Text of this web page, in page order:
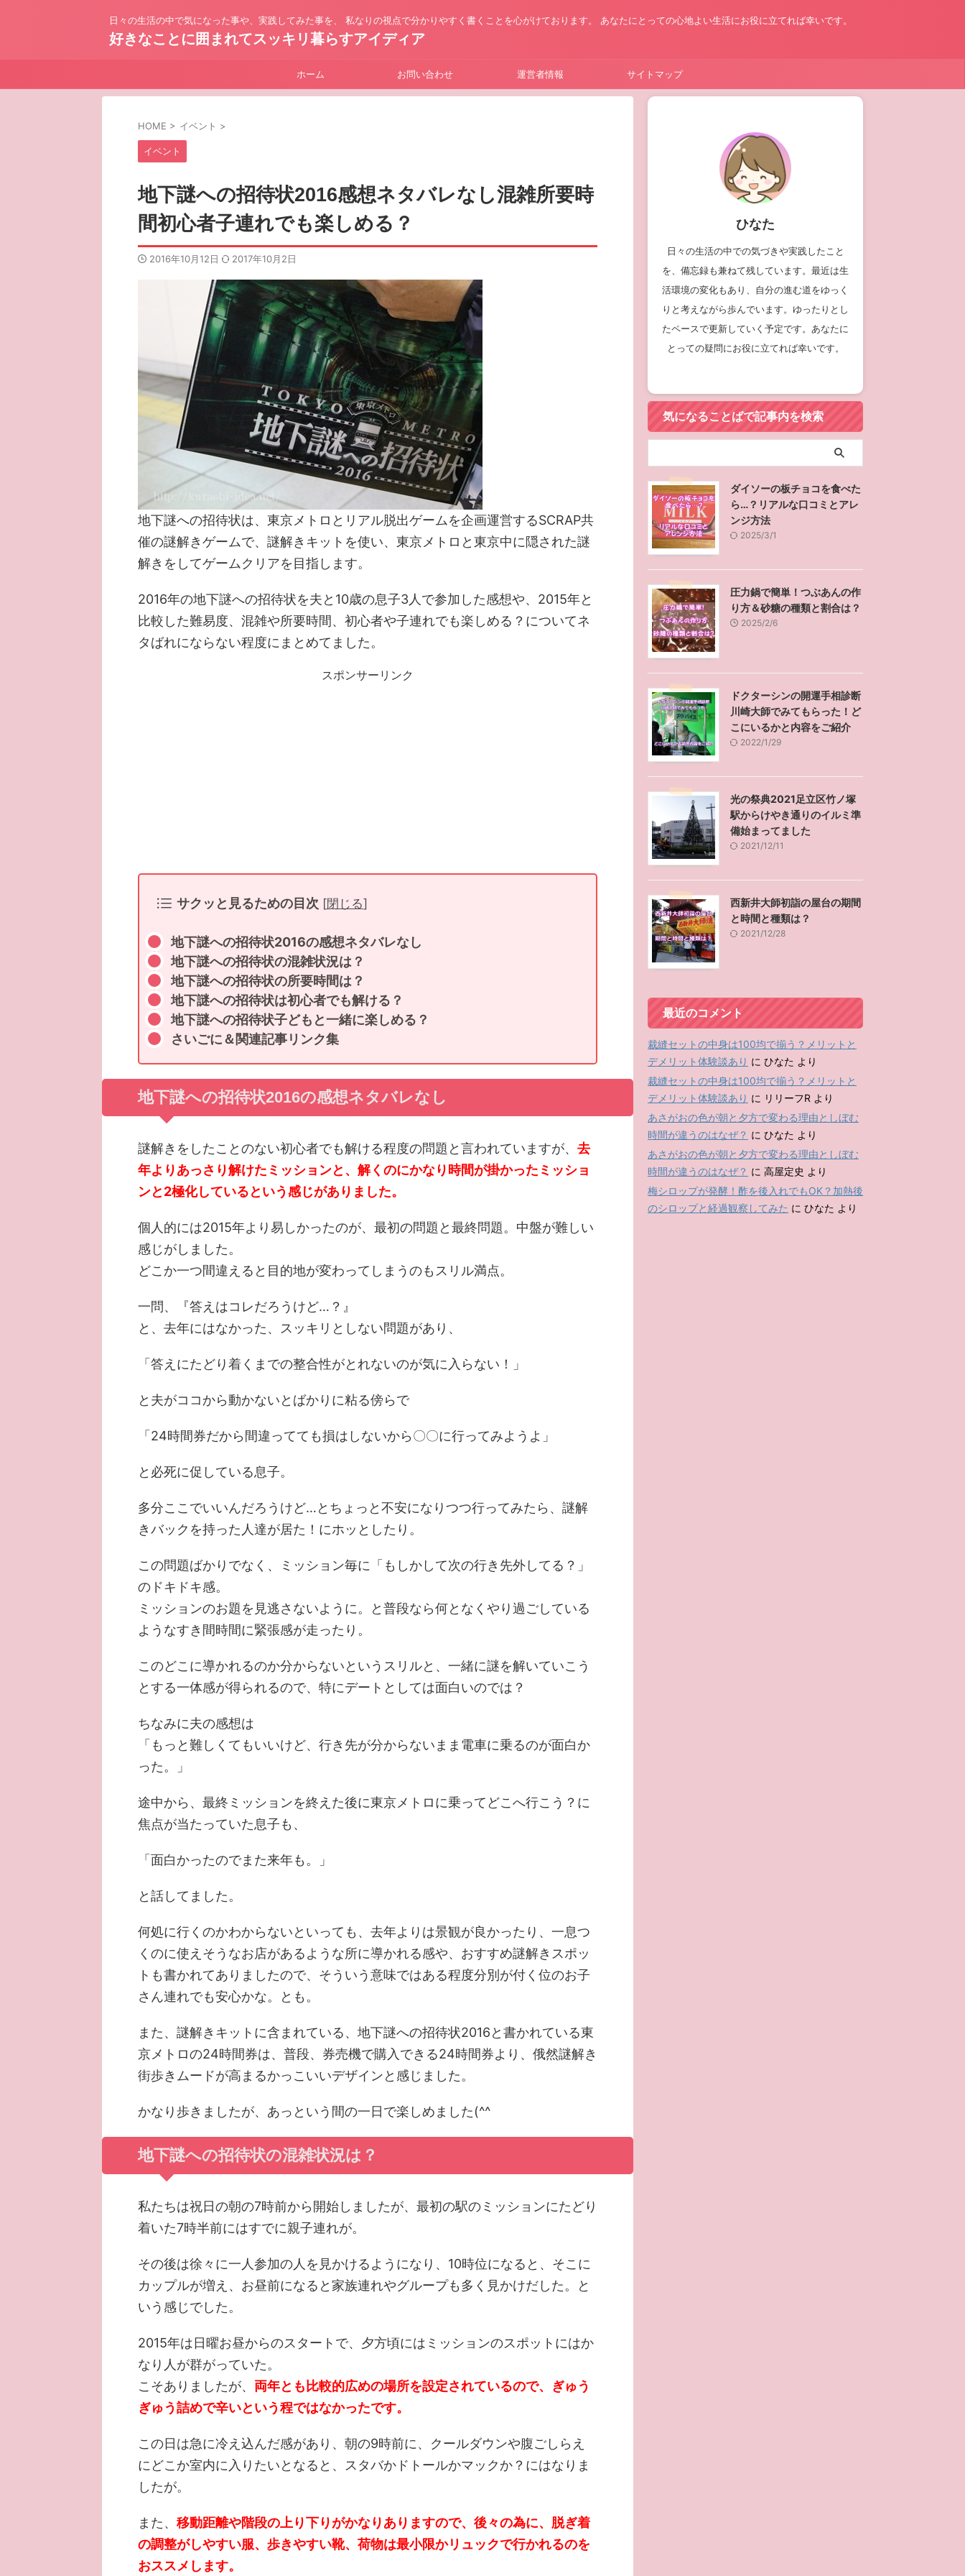
日々の生活の中で気になった事や、実践してみた事を、 私なりの視点で分かりやすく書くことを心がけております。 あなたにとっての心地よい生活にお役に立てれば幸いです。
好きなことに囲まれてスッキリ暮らすアイディア
ホーム お問い合わせ 運営者情報 サイトマップ
HOME > イベント >
イベント
地下謎への招待状2016感想ネタバレなし混雑所要時
間初心者子連れでも楽しめる？
2016年10月12日 2017年10月2日
地下謎への招待状は、東京メトロとリアル脱出ゲームを企画運営するSCRAP共
催の謎解きゲームで、謎解きキットを使い、東京メトロと東京中に隠された謎
解きをしてゲームクリアを目指します。
2016年の地下謎への招待状を夫と10歳の息子3人で参加した感想や、2015年と
比較した難易度、混雑や所要時間、初心者や子連れでも楽しめる？についてネ
タばれにならない程度にまとめてました。
スポンサーリンク
サクッと見るための目次 [閉じる]
地下謎への招待状2016の感想ネタバレなし
地下謎への招待状の混雑状況は？
地下謎への招待状の所要時間は？
地下謎への招待状は初心者でも解ける？
地下謎への招待状子どもと一緒に楽しめる？
さいごに＆関連記事リンク集
地下謎への招待状2016の感想ネタバレなし
謎解きをしたことのない初心者でも解ける程度の問題と言われていますが、 去
年よりあっさり解けたミッションと、解くのにかなり時間が掛かったミッショ
ンと2極化しているという感じがありました。
個人的には2015年より易しかったのが、最初の問題と最終問題。中盤が難しい
感じがしました。
どこか一つ間違えると目的地が変わってしまうのもスリル満点。
一問、『答えはコレだろうけど…？』
と、去年にはなかった、スッキリとしない問題があり、
「答えにたどり着くまでの整合性がとれないのが気に入らない！」
と夫がココから動かないとばかりに粘る傍らで
「24時間券だから間違ってても損はしないから〇〇に行ってみようよ」
と必死に促している息子。
多分ここでいいんだろうけど…とちょっと不安になりつつ行ってみたら、謎解
きバックを持った人達が居た！にホッとしたり。
この問題ばかりでなく、ミッション毎に「もしかして次の行き先外してる？」
のドキドキ感。
ミッションのお題を見逃さないように。と普段なら何となくやり過ごしている
ようなすき間時間に緊張感が走ったり。
このどこに導かれるのか分からないというスリルと、一緒に謎を解いていこう
とする一体感が得られるので、特にデートとしては面白いのでは？
ちなみに夫の感想は
「もっと難しくてもいいけど、行き先が分からないまま電車に乗るのが面白か
った。」
途中から、最終ミッションを終えた後に東京メトロに乗ってどこへ行こう？に
焦点が当たっていた息子も、
「面白かったのでまた来年も。」
と話してました。
何処に行くのかわからないといっても、去年よりは景観が良かったり、一息つ
くのに使えそうなお店があるような所に導かれる感や、おすすめ謎解きスポッ
トも書かれてありましたので、そういう意味ではある程度分別が付く位のお子
さん連れでも安心かな。とも。
また、謎解きキットに含まれている、地下謎への招待状2016と書かれている東
京メトロの24時間券は、普段、券売機で購入できる24時間券より、俄然謎解き
街歩きムードが高まるかっこいいデザインと感じました。
かなり歩きましたが、あっという間の一日で楽しめました(^^
地下謎への招待状の混雑状況は？
私たちは祝日の朝の7時前から開始しましたが、最初の駅のミッションにたどり
着いた7時半前にはすでに親子連れが。
その後は徐々に一人参加の人を見かけるようになり、10時位になると、そこに
カップルが増え、お昼前になると家族連れやグループも多く見かけだした。と
いう感じでした。
2015年は日曜お昼からのスタートで、夕方頃にはミッションのスポットにはか
なり人が群がっていた。
こそありましたが、 両年とも比較的広めの場所を設定されているので、ぎゅう
ぎゅう詰めで辛いという程ではなかったです。
この日は急に冷え込んだ感があり、朝の9時前に、クールダウンや腹ごしらえ
にどこか室内に入りたいとなると、スタバかドトールかマックか？にはなりま
したが。
また、 移動距離や階段の上り下りがかなりありますので、後々の為に、脱ぎ着
の調整がしやすい服、歩きやすい靴、荷物は最小限かリュックで行かれるのを
おススメします。
ひなた
日々の生活の中での気づきや実践したこと
を、備忘録も兼ねて残しています。最近は生
活環境の変化もあり、自分の進む道をゆっく
りと考えながら歩んでいます。ゆったりとし
たペースで更新していく予定です。あなたに
とっての疑問にお役に立てれば幸いです。
気になることばで記事内を検索
ダイソーの板チョコを食べた
ら…？リアルな口コミとアレ
ンジ方法
2025/3/1
圧力鍋で簡単！つぶあんの作
り方＆砂糖の種類と割合は？
2025/2/6
ドクターシンの開運手相診断
川崎大師でみてもらった！ど
こにいるかと内容をご紹介
2022/1/29
光の祭典2021足立区竹ノ塚
駅からけやき通りのイルミ準
備始まってました
2021/12/11
西新井大師初詣の屋台の期間
と時間と種類は？
2021/12/28
最近のコメント
裁縫セットの中身は100均で揃う？メリットと
デメリット体験談あり に ひなた より
裁縫セットの中身は100均で揃う？メリットと
デメリット体験談あり に リリーフR より
あさがおの色が朝と夕方で変わる理由としぼむ
時間が違うのはなぜ？ に ひなた より
あさがおの色が朝と夕方で変わる理由としぼむ
時間が違うのはなぜ？ に 高屋定史 より
梅シロップが発酵！酢を後入れでもOK？加熱後
のシロップと経過観察してみた に ひなた より